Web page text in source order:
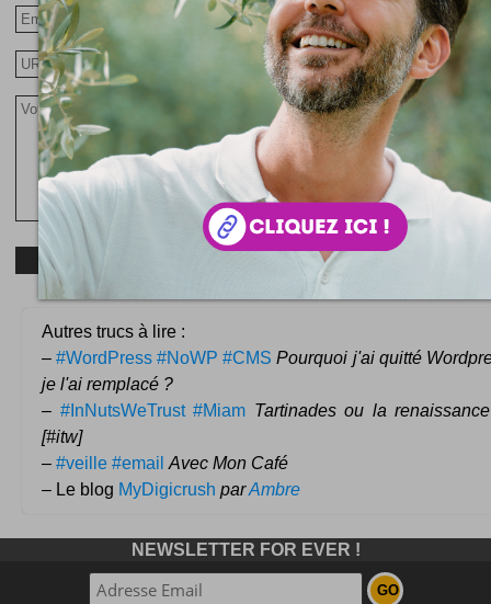
Autres trucs à lire :
–#WordPress #NoWP #CMS Pourquoi j'ai quitté
je l'ai remplacé ?
– #InNutsWeTrust #Miam Tartinades ou la
[#itw]
– #veille #email Avec Mon Café
– Le blog MyDigicrush parAmbre
NEWSLETTER FOR EVER !